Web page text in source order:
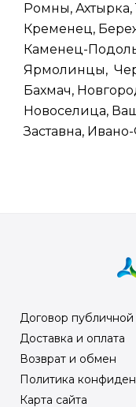
Ромны, Ахтырка,
Кременец,
Каменец-
Ярмолинцы,
Бахмач,
Новоселица,
Заставна,
Договор
Доставка и оплата
Возврат и обмен
Политика
Карта сайта